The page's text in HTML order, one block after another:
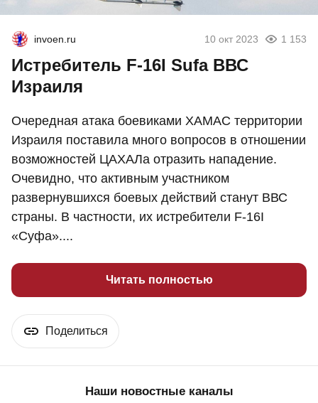
invoen.ru 10 окт 2023 1 153
Истребитель F-16I Sufa ВВС
Израиля
Очередная атака боевиками ХАМАС территории
Израиля поставила много вопросов в отношении
возможностей ЦАХАЛа отразить нападение.
Очевидно, что активным участником
развернувшихся боевых действий станут ВВС
страны. В частности, их истребители F-16I
«Суфа»....
Читать полностью
Поделиться
Наши новостные каналы